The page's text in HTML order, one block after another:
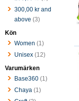
300,00 kr and
above (3)
Kön
Women (1)
Unisex (12)
Varumärken
Base360 (1)
Chaya (1)